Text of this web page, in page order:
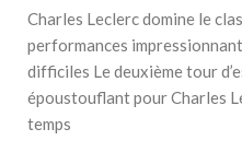
Charles Leclerc domine le
performances
difficiles Le deuxième tour
époustouflant pour Charles
temps